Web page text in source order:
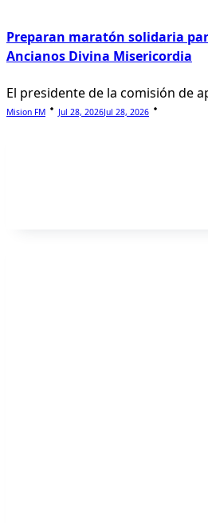
Preparan maratón solidaria
Ancianos Divina Misericordia
El presidente de la comisión de
Mision FM Jul 28, 2026Jul 28, 2026